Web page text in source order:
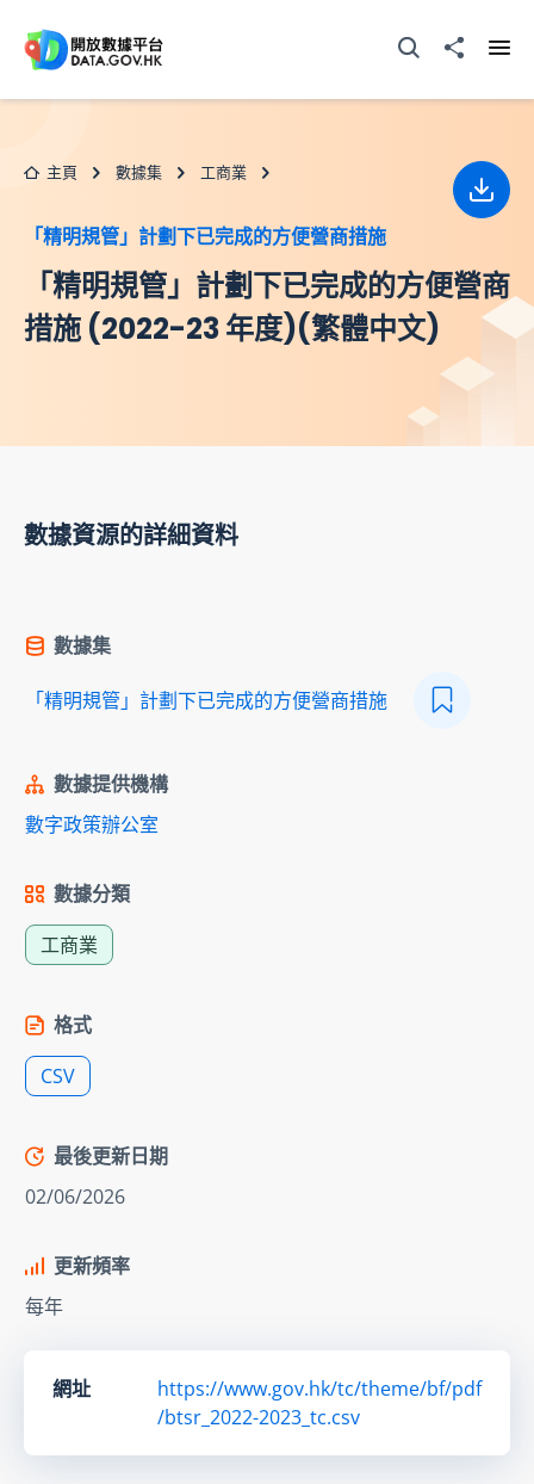
打開搜尋器分享至
主頁 數據集 工商業
「精明規管」計劃下已完成的方便營商措施
「精明規管」計劃下已完成的方便營商
措施 (2022-23 年度)(繁體中文)
下載
數據資源的詳細資料
數據集
「精明規管」計劃下已完成的方便營商措施
數據提供機構
數字政策辦公室
數據分類
工商業
格式
CSV
最後更新日期
02/06/2026
更新頻率
每年
網址
https://www.gov.hk/tc/theme/bf/pdf
/btsr_2022-2023_tc.csv